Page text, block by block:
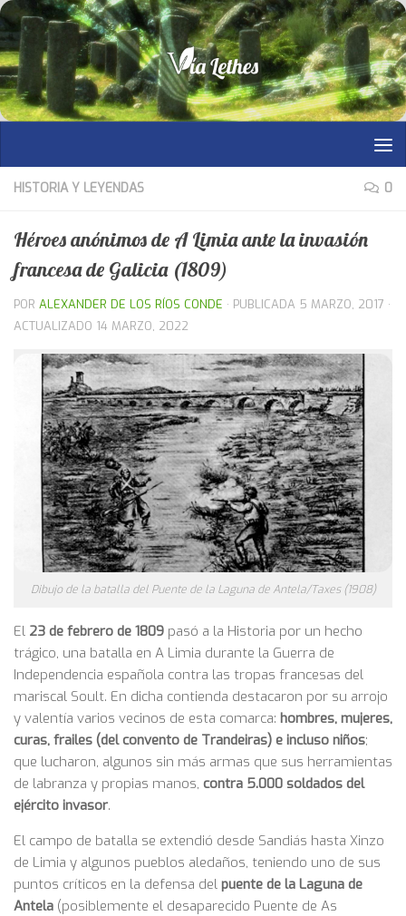
Saltar al contenido
HISTORIA Y LEYENDAS 0
Héroes anónimos de A Limia ante la invasión
francesa de Galicia (1809)
POR ALEXANDER DE LOS RÍOS CONDE · PUBLICADA 5 MARZO, 2017 ·
ACTUALIZADO 14 MARZO, 2022
Dibujo de la batalla del Puente de la Laguna de Antela/Taxes (1908)
El 23 de febrero de 1809 pasó a la Historia por un hecho
trágico, una batalla en A Limia durante la Guerra de
Independencia española contra las tropas francesas del
mariscal Soult. En dicha contienda destacaron por su arrojo
y valentía varios vecinos de esta comarca: hombres, mujeres,
curas, frailes (del convento de Trandeiras) e incluso niños;
que lucharon, algunos sin más armas que sus herramientas
de labranza y propias manos, contra 5.000 soldados del
ejército invasor.
El campo de batalla se extendió desde Sandiás hasta Xinzo
de Limia y algunos pueblos aledaños, teniendo uno de sus
puntos críticos en la defensa del puente de la Laguna de
Antela (posiblemente el desaparecido Puente de As